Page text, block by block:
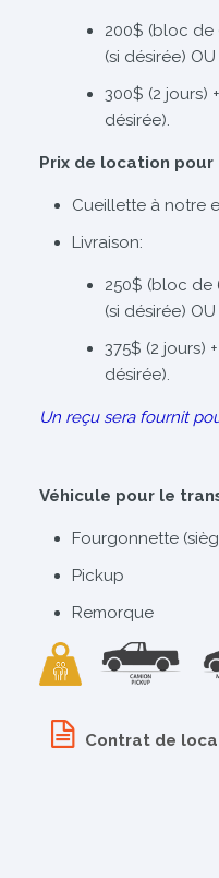
200$ (bloc de
(si désirée) OU
300$ (2 jours)
désirée).
Prix de location
Cueillette à notre
Livraison:
250$ (bloc de
(si désirée) OU
375$ (2 jours)
désirée).
Un reçu sera fournit
Véhicule pour le
Fourgonnette
Pickup
Remorque
Contrat de